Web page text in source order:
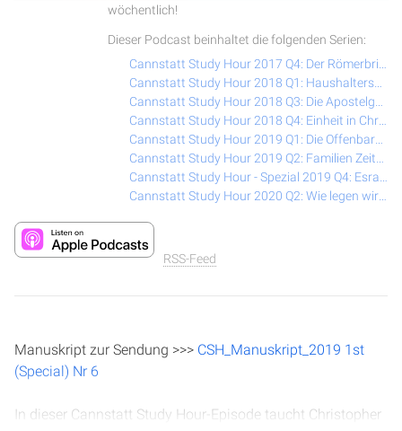
wöchentlich!
Dieser Podcast beinhaltet die folgenden Serien:
RSS-Feed
Manuskript zur Sendung >>> CSH_Manuskript_2019 1st
(Special) Nr 6
In dieser Cannstatt Study Hour-Episode taucht Christopher